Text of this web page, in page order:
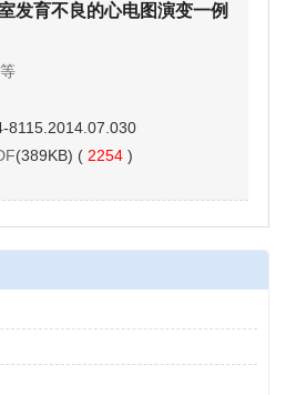
发育不良的心电图演变一例
8115.2014.07.030
(389KB) ( 2254 )